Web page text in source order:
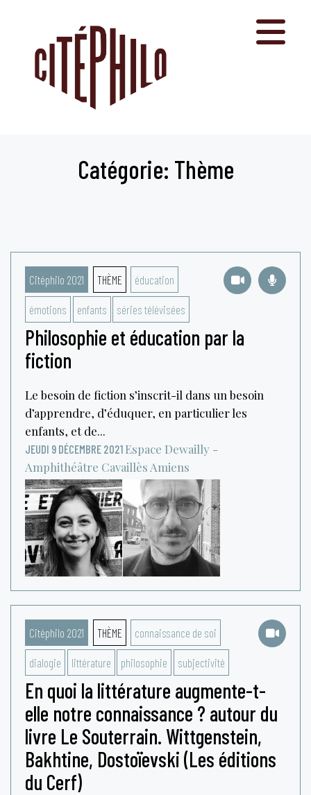
Catégorie: Thème
Citéphilo 2021 THÈME éducation
émotions enfants séries télévisées
Philosophie et éducation par la
fiction
Le besoin de fiction s’inscrit-il dans un besoin
d’apprendre, d’éduquer, en particulier les
enfants, et de...
JEUDI 9 DÉCEMBRE 2021 Espace Dewailly -
Amphithéâtre Cavaillès Amiens
Citéphilo 2021 THÈME connaissance de soi
dialogie littérature philosophie subjectivité
En quoi la littérature augmente-t-
elle notre connaissance ? autour du
livre Le Souterrain. Wittgenstein,
Bakhtine, Dostoïevski (Les éditions
du Cerf)